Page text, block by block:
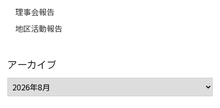
理事会報告
地区活動報告
アーカイブ